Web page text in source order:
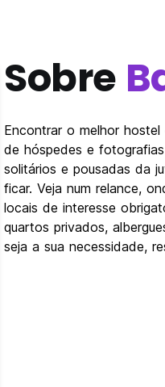
Sobre
Encontrar o melhor
de hóspedes e
solitários e pousadas da
ficar. Veja num relance,
locais de interesse
quartos privados,
seja a sua necessidade,